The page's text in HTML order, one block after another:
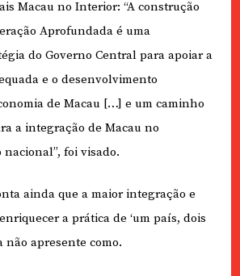
Macau no Interior: “A construção
Aprofundada é uma
do Governo Central para apoiar a
e o desenvolvimento
de Macau […] e um caminho
a integração de Macau no
foi visado.
ainda que a maior integração e
a prática de ‘um país, dois
não apresente como.